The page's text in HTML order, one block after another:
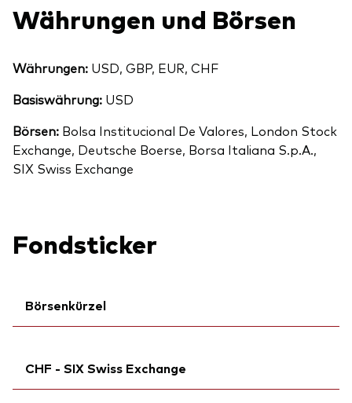
Währungen und Börsen
Währungen: USD, GBP, EUR, CHF
Basiswährung: USD
Börsen: Bolsa Institucional De Valores, London Stock
Exchange, Deutsche Boerse, Borsa Italiana S.p.A.,
SIX Swiss Exchange
Fondsticker
Börsenkürzel
Bloomberg:VNRA SW
CHF - SIX Swiss Exchange